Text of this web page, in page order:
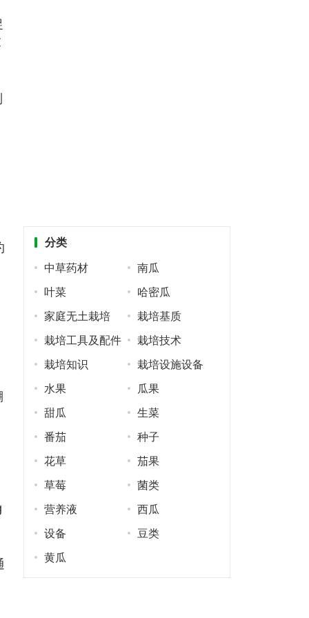
分类
中草药材 南瓜
叶菜 哈密瓜
家庭无土栽培 栽培基质
栽培工具及配件 栽培技术
栽培知识 栽培设施设备
水果 瓜果
甜瓜 生菜
番茄 种子
花草 茄果
草莓 菌类
营养液 西瓜
设备 豆类
黄瓜